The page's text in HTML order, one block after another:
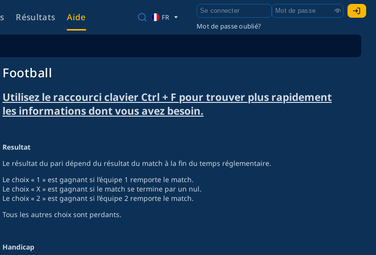
Résultats Aide
FR
Mot de passe oublié?
Football
Utilisez le raccourci clavier Ctrl + F pour trouver plus rapidement
les informations dont vous avez besoin.
Resultat
Le résultat du pari dépend du résultat du match à la fin du temps réglementaire.
Le choix « 1 » est gagnant si l’équipe 1 remporte le match.
Le choix « X » est gagnant si le match se termine par un nul.
Le choix « 2 » est gagnant si l’équipe 2 remporte le match.
Tous les autres choix sont perdants.
Handicap